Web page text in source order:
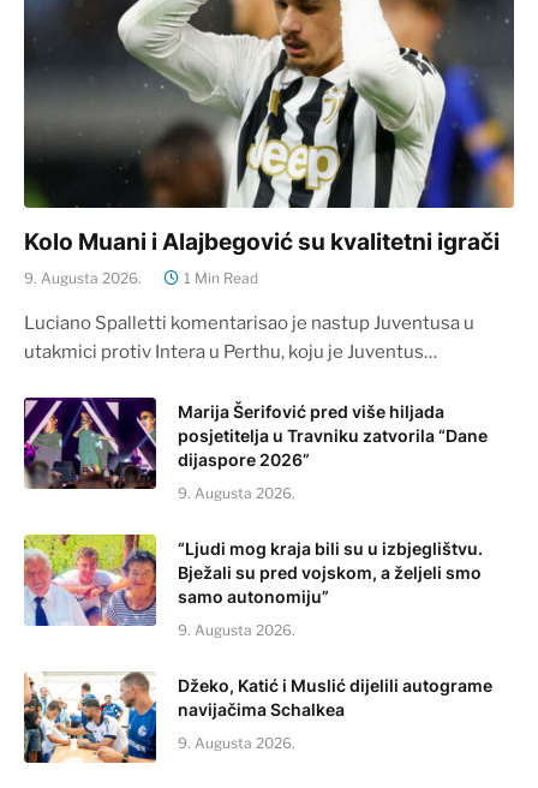
Kolo Muani i Alajbegović su kvalitetni igrači
9. Augusta 2026. 1 Min Read
Luciano Spalletti komentarisao je nastup Juventusa u
utakmici protiv Intera u Perthu, koju je Juventus…
Marija Šerifović pred više hiljada
posjetitelja u Travniku zatvorila “Dane
dijaspore 2026”
9. Augusta 2026.
“Ljudi mog kraja bili su u izbjeglištvu.
Bježali su pred vojskom, a željeli smo
samo autonomiju”
9. Augusta 2026.
Džeko, Katić i Muslić dijelili autograme
navijačima Schalkea
9. Augusta 2026.